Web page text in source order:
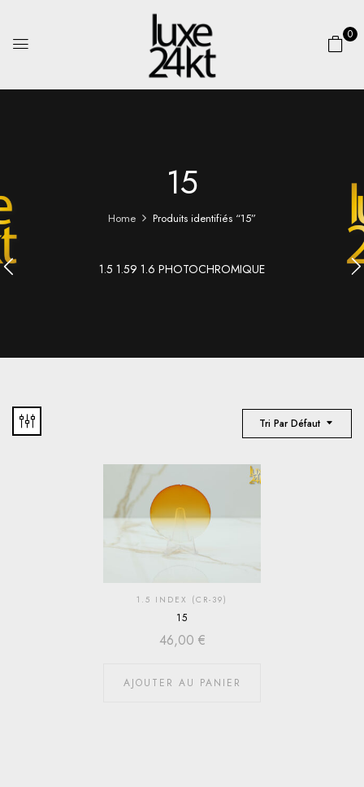
0
15
Home Produits identifiés “15”
1.5 1.59 1.6 PHOTOCHROMIQUE
Tri Par Défaut
1.5 INDEX (CR-39)
15
46,00 €
AJOUTER AU PANIER